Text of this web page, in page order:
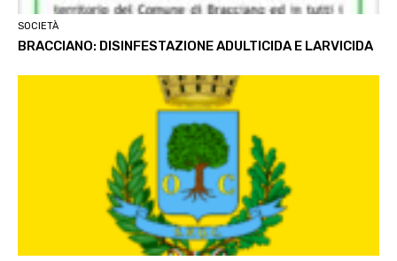
SOCIETÀ
BRACCIANO: DISINFESTAZIONE ADULTICIDA E LARVICIDA